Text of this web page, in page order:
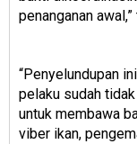
penanganan
“Penyelundupan
pelaku sudah
untuk membawa
viber ikan,